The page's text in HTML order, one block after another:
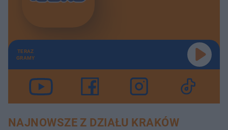
TERAZ
GRAMY
NAJNOWSZE Z DZIAŁU KRAKÓW